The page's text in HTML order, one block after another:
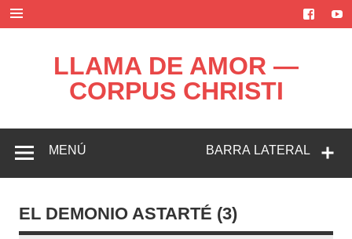
contenido
LLAMA DE AMOR —
CORPUS CHRISTI
BARRA LATERAL
MENÚ
EL DEMONIO ASTARTÉ (3)